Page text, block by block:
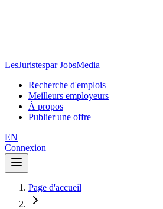
LesJuristespar JobsMedia
Recherche d'emplois
Meilleurs employeurs
À propos
Publier une offre
EN
Connexion
Page d'accueil